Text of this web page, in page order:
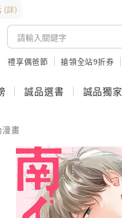
(詳)
禮享偶爸節 搶領全站9折券
誠品選書 誠品獨家
畫